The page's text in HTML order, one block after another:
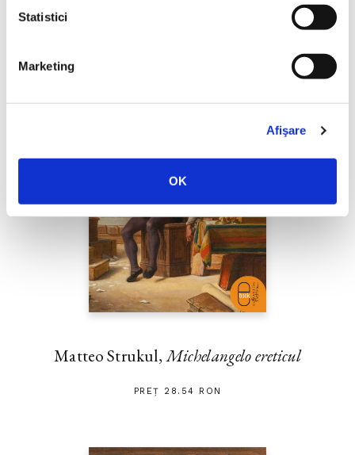
Statistici
Marketing
Afişare
OK
Matteo Strukul,Michelangelo ereticul
PREȚ 28.54 RON